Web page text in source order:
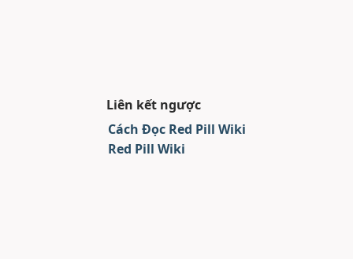
Liên kết ngược
Cách Đọc Red Pill Wiki
Red Pill Wiki